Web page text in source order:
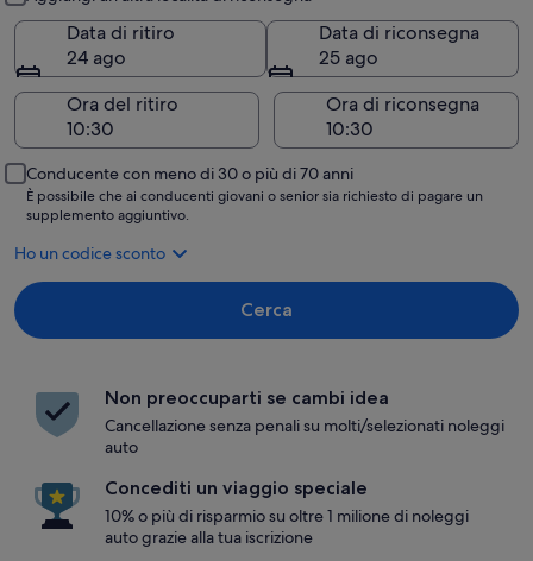
Data di ritiro
24 ago
Data di riconsegna
25 ago
Ora del ritiro
Ora di riconsegna
Conducente con meno di 30 o più di 70 anni
È possibile che ai conducenti giovani o senior sia richiesto di pagare un
supplemento aggiuntivo.
Ho un codice sconto
Cerca
Non preoccuparti se cambi idea
Cancellazione senza penali su molti/selezionati noleggi
auto
Concediti un viaggio speciale
10% o più di risparmio su oltre 1 milione di noleggi
auto grazie alla tua iscrizione